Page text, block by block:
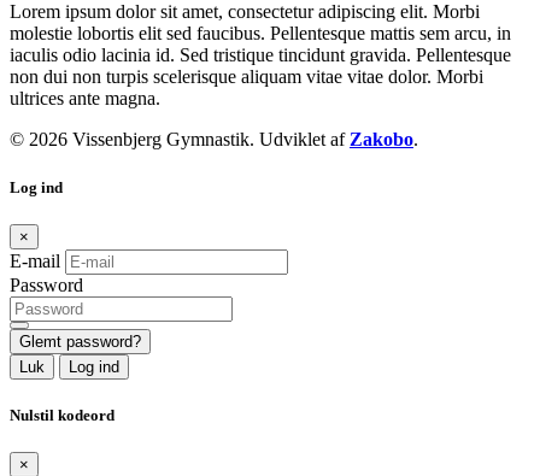
Lorem ipsum dolor sit amet, consectetur adipiscing elit. Morbi
molestie lobortis elit sed faucibus. Pellentesque mattis sem arcu, in
iaculis odio lacinia id. Sed tristique tincidunt gravida. Pellentesque
non dui non turpis scelerisque aliquam vitae vitae dolor. Morbi
ultrices ante magna.
© 2026 Vissenbjerg Gymnastik. Udviklet afZakobo.
Log ind
×
E-mail
Password
Glemt password?
Luk
Log ind
Nulstil kodeord
×